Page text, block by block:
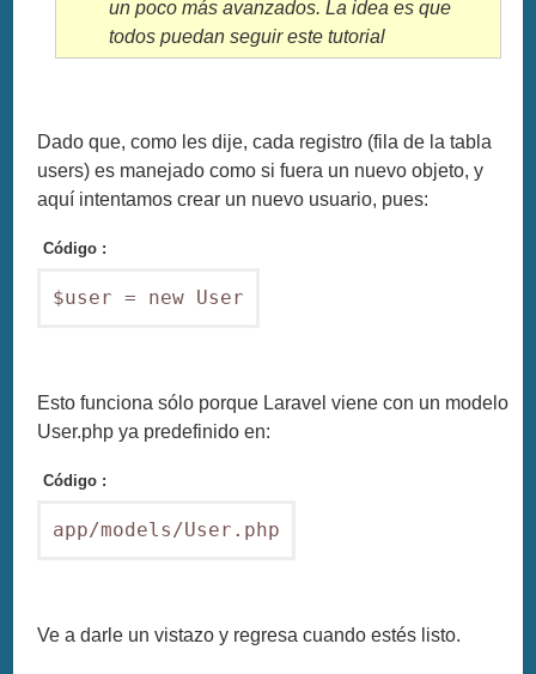
un poco más avanzados. La idea es que
todos puedan seguir este tutorial
Dado que, como les dije, cada registro (fila de la tabla
users) es manejado como si fuera un nuevo objeto, y
aquí intentamos crear un nuevo usuario, pues:
Código :
$user = new User
Esto funciona sólo porque Laravel viene con un modelo
User.php ya predefinido en:
Código :
app/models/User.php
Ve a darle un vistazo y regresa cuando estés listo.